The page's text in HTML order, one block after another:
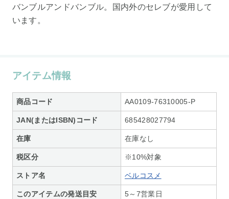
バンブルアンドバンブル。国内外のセレブが愛用して
います。
アイテム情報
商品コード AA0109-76310005-P
JAN(またはISBN)コード 685428027794
在庫 在庫なし
税区分 ※10%対象
ストア名 ベルコスメ
このアイテムの発送目安 5～7営業日